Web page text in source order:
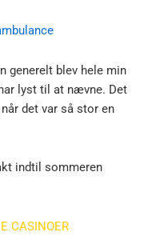
generelt blev hele min
lyst til at nævne. Det
det var så stor en
indtil sommeren
CASINOER